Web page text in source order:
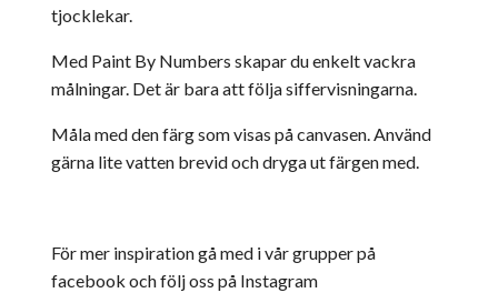
tjocklekar.
Med Paint By Numbers skapar du enkelt vackra
målningar. Det är bara att följa siffervisningarna.
Måla med den färg som visas på canvasen. Använd
gärna lite vatten brevid och dryga ut färgen med.
För mer inspiration gå med i vår grupper på
facebook och följ oss på Instagram